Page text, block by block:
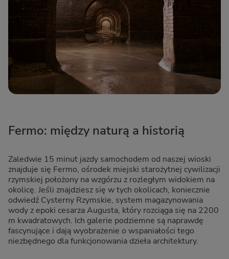
Fermo: między naturą a historią
Zaledwie 15 minut jazdy samochodem od naszej wioski
znajduje się Fermo, ośrodek miejski starożytnej cywilizacji
rzymskiej położony na wzgórzu z rozległym widokiem na
okolicę. Jeśli znajdziesz się w tych okolicach, koniecznie
odwiedź Cysterny Rzymskie, system magazynowania
wody z epoki cesarza Augusta, który rozciąga się na 2200
m kwadratowych. Ich galerie podziemne są naprawdę
fascynujące i dają wyobrażenie o wspaniałości tego
niezbędnego dla funkcjonowania dzieła architektury.